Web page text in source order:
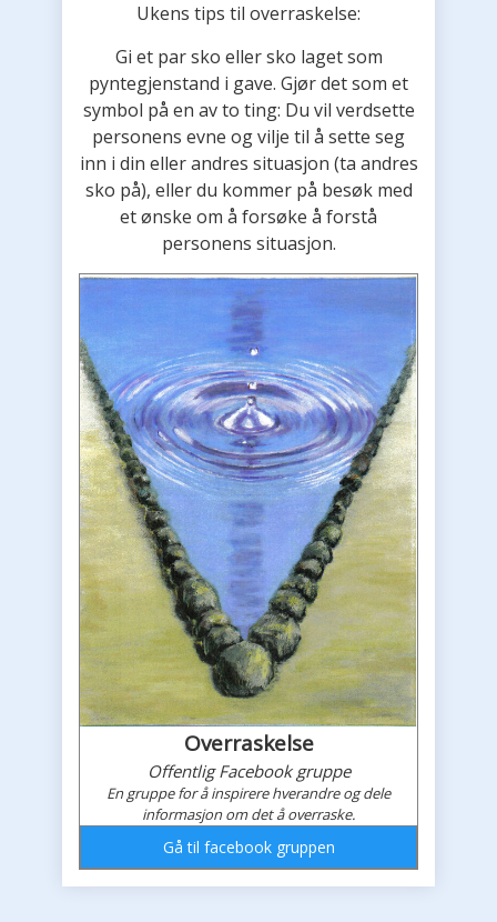
Ukens tips til overraskelse:
Gi et par sko eller sko laget som
pyntegjenstand i gave. Gjør det som et
symbol på en av to ting: Du vil verdsette
personens evne og vilje til å sette seg
inn i din eller andres situasjon (ta andres
sko på), eller du kommer på besøk med
et ønske om å forsøke å forstå
personens situasjon.
Overraskelse
Offentlig Facebook gruppe
En gruppe for å inspirere hverandre og dele
informasjon om det å overraske.
Gå til facebook gruppen